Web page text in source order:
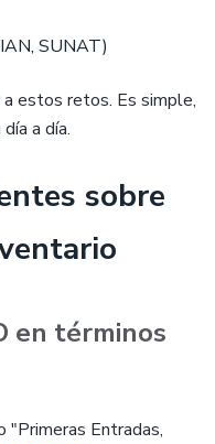
SUNAT)
estos retos. Es simple,
a día.
sobre
en términos
"Primeras Entradas,